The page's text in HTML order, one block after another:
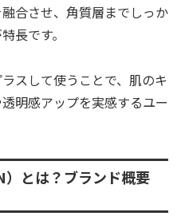
合させ、角質層までしっか
長です。
スして使うことで、肌のキ
明感アップを実感するユー
とは？ブランド概要